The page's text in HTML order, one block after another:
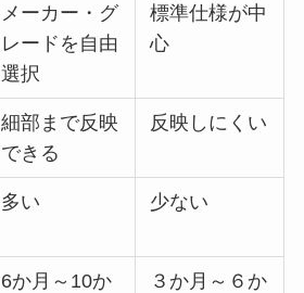
メーカー・グ
レードを自由
選択
標準仕様が中
心
細部まで反映
できる
反映しにくい
多い 少ない
6か月～10か
３か月～６か